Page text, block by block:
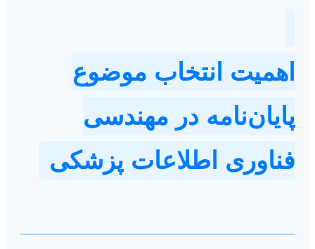
اهمیت انتخاب موضوع
پایان‌نامه در مهندسی
فناوری اطلاعات پزشکی